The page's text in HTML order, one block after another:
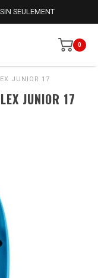
SEULEMENT
0
JUNIOR 17
JUNIOR 17